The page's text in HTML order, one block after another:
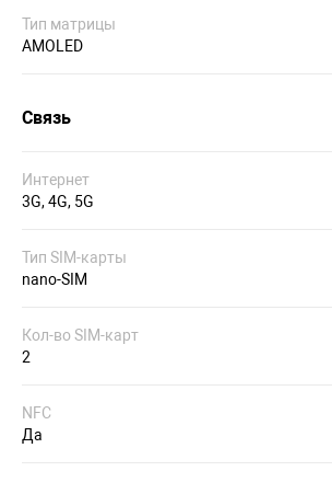
Тип матрицы
AMOLED
Связь
Интернет
3G, 4G, 5G
Тип SIM-карты
nano-SIM
Кол-во SIM-карт
2
NFC
Да